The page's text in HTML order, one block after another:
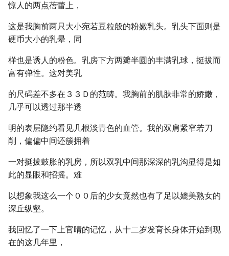
惊人的两点蓓蕾上，
这是我胸前两只大小宛若豆粒般的粉嫩乳头。乳头下面则是
硬币大小的乳晕，同
样也是诱人的粉色。乳房下方两瓣半圆的丰满乳球，挺拔而
富有弹性。这对美乳
的尺码差不多在３３Ｄ的范畴。我胸前的肌肤非常的娇嫩，
几乎可以透过那半透
明的表层隐约看见几根淡青色的血管。我的双肩紧窄若刀
削，偏偏中间还簇拥着
一对挺拔鼓胀的乳房，所以双乳中间那深深的乳沟显得是如
此的显眼和招摇。难
以想象我这么一个００后的少女竟然也有了足以媲美熟女的
深丘纵壑。
我回忆了一下上官晴的记忆，从十二岁发育长身体开始到现
在的这几年里，